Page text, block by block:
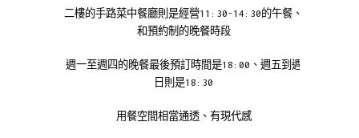
二樓的手路菜中餐廳則是經營11:30-14:30的午餐、
和預約制的晚餐時段
週一至週四的晚餐最後預訂時間是18:00、週五到週
日則是18:30
用餐空間相當通透、有現代感